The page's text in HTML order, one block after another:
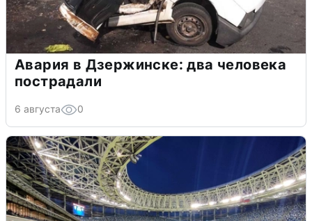
Авария в Дзержинске: два человека
пострадали
6 августа 0